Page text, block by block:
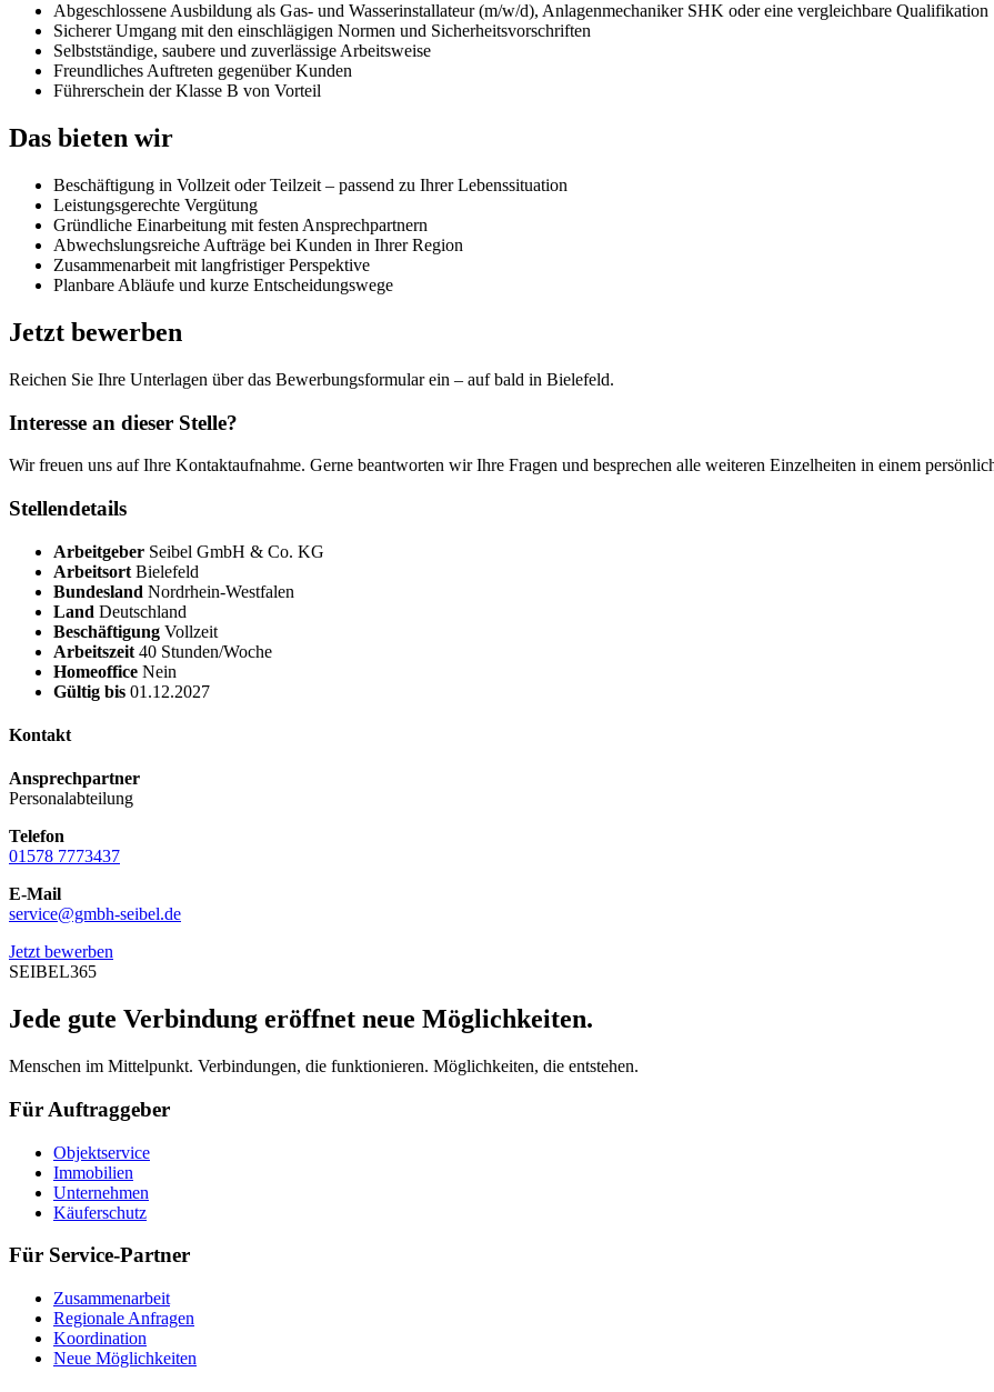
Abgeschlossene Ausbildung als Gas- und Wasserinstallateur (m/w/d), Anlagenmechaniker SHK oder eine vergleichbare Qualifikation
Sicherer Umgang mit den einschlägigen Normen und Sicherheitsvorschriften
Selbstständige, saubere und zuverlässige Arbeitsweise
Freundliches Auftreten gegenüber Kunden
Führerschein der Klasse B von Vorteil
Das bieten wir
Beschäftigung in Vollzeit oder Teilzeit – passend zu Ihrer Lebenssituation
Leistungsgerechte Vergütung
Gründliche Einarbeitung mit festen Ansprechpartnern
Abwechslungsreiche Aufträge bei Kunden in Ihrer Region
Zusammenarbeit mit langfristiger Perspektive
Planbare Abläufe und kurze Entscheidungswege
Jetzt bewerben
Reichen Sie Ihre Unterlagen über das Bewerbungsformular ein – auf bald in Bielefeld.
Interesse an dieser Stelle?
Wir freuen uns auf Ihre Kontaktaufnahme. Gerne beantworten wir Ihre Fragen und besprechen alle weiteren Einzelheiten in einem
Stellendetails
Arbeitgeber Seibel GmbH & Co. KG
Arbeitsort Bielefeld
Bundesland Nordrhein-Westfalen
Land Deutschland
Beschäftigung Vollzeit
Arbeitszeit 40 Stunden/Woche
Homeoffice Nein
Gültig bis 01.12.2027
Kontakt
Ansprechpartner
Personalabteilung
Telefon
01578 7773437
E-Mail
service@gmbh-seibel.de
Jetzt bewerben
SEIBEL365
Jede gute Verbindung eröffnet neue Möglichkeiten.
Menschen im Mittelpunkt. Verbindungen, die funktionieren. Möglichkeiten, die entstehen.
Für Auftraggeber
Objektservice
Immobilien
Unternehmen
Käuferschutz
Für Service-Partner
Zusammenarbeit
Regionale Anfragen
Koordination
Neue Möglichkeiten